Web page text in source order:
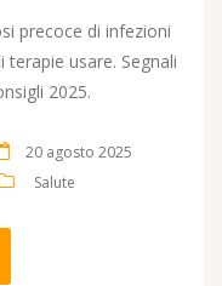
precoce di infezioni
usare. Segnali
2025.
20 agosto 2025
Salute